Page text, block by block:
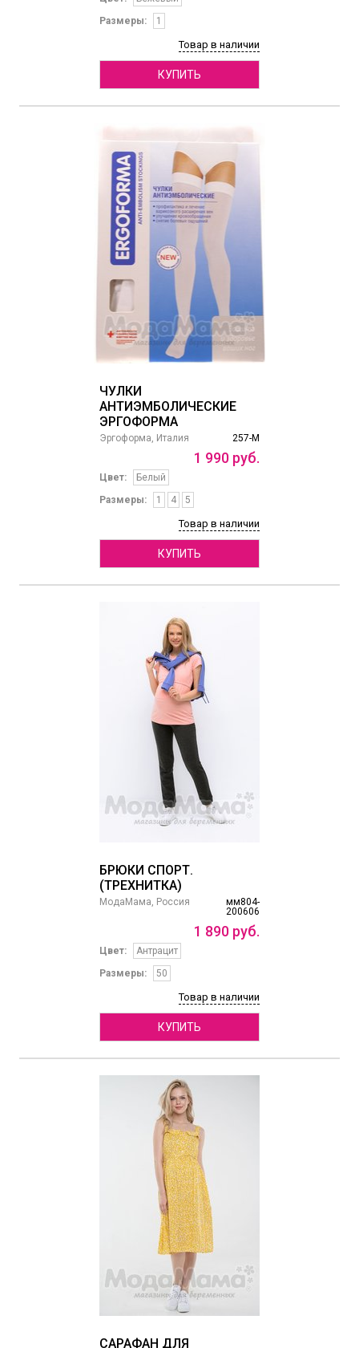
Размеры:
1
Товар в наличии
КУПИТЬ
ЧУЛКИ
АНТИЭМБОЛИЧЕСКИЕ
ЭРГОФОРМА
257-М
Эргоформа, Италия
1 990 руб.
Цвет:
Белый
Размеры:
1 4 5
Товар в наличии
КУПИТЬ
БРЮКИ СПОРТ.
(ТРЕХНИТКА)
мм804-
200606
МодаМама, Россия
1 890 руб.
Цвет:
Антрацит
Размеры:
50
Товар в наличии
КУПИТЬ
САРАФАН ДЛЯ